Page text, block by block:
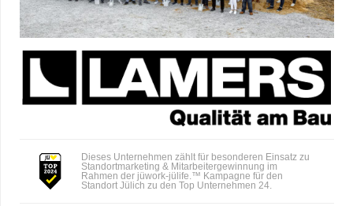
Dieses Unternehmen zählt für besonderen Einsatz zu
Standortmarketing & Mitarbeitergewinnung im
Rahmen der jüwork-jülife.™ Kampagne für den
Standort Jülich zu den Top Unternehmen 24.